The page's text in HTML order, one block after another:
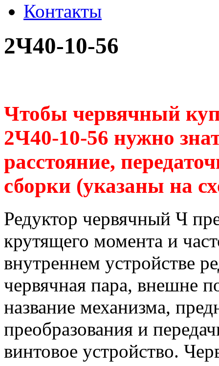
Контакты
2Ч40-10-56
Чтобы червячный
2Ч40-10-56 нужно
расстояние,
сборки (указаны на
Редуктор червячный Ч
крутящего момента и
внутреннем устройстве
червячная пара, внешне
название механизма,
преобразования и
винтовое устройство.